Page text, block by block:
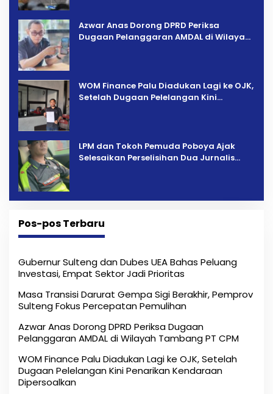
Azwar Anas Dorong DPRD Periksa
Dugaan Pelanggaran AMDAL di Wilayah
‎WOM Finance Palu Diadukan Lagi ke OJK,
Setelah Dugaan Pelelangan Kini
LPM dan Tokoh Pemuda Poboya Ajak
Selesaikan Perselisihan Dua Jurnalis
Pos-pos Terbaru
Gubernur Sulteng dan Dubes UEA Bahas Peluang
Investasi, Empat Sektor Jadi Prioritas
Masa Transisi Darurat Gempa Sigi Berakhir, Pemprov
Sulteng Fokus Percepatan Pemulihan
Azwar Anas Dorong DPRD Periksa Dugaan
Pelanggaran AMDAL di Wilayah Tambang PT CPM
‎WOM Finance Palu Diadukan Lagi ke OJK, Setelah
Dugaan Pelelangan Kini Penarikan Kendaraan
Dipersoalkan ‎